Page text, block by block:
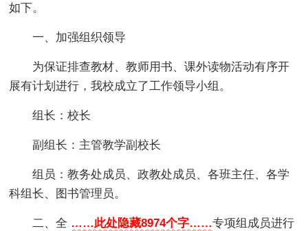
如下。
一、加强组织领导
为保证排查教材、教师用书、课外读物活动有序开
展有计划进行，我校成立了工作领导小组。
组长：校长
副组长：主管教学副校长
组员：教务处成员、政教处成员、各班主任、各学
科组长、图书管理员。
二、全 ……此处隐藏8974个字……专项组成员进行